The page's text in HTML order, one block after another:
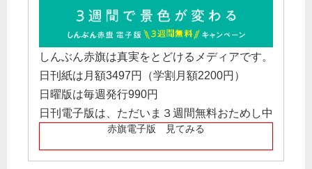
しんぶん赤旗は真実をとどけるメディアです。
日刊紙は月額3497円（学割月額2200円）
日曜版は毎週発行990円
日刊電子版は、ただいま３週間無料おためし中
赤旗電子版 見てみる